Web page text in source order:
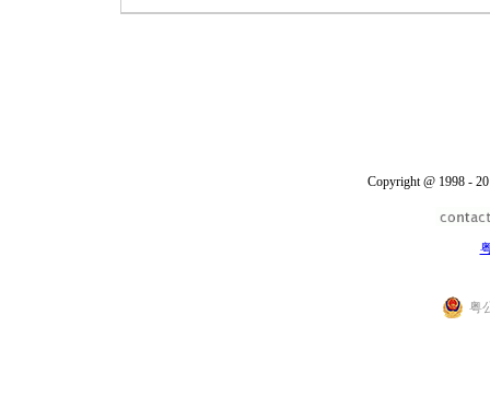
Copyright @ 1998 -
粤